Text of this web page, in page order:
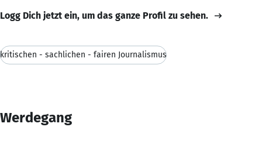
Logg Dich jetzt ein, um das ganze Profil zu sehen.
kritischen - sachlichen - fairen Journalismus
Werdegang